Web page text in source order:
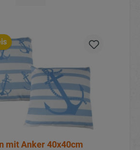
mit Anker 40x40cm